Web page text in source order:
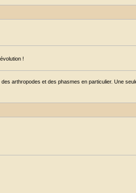
!
arthropodes et des phasmes en particulier. Une